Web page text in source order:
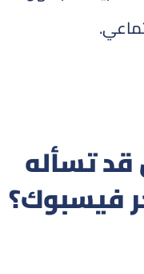
قد تسأله
فيسبوك؟